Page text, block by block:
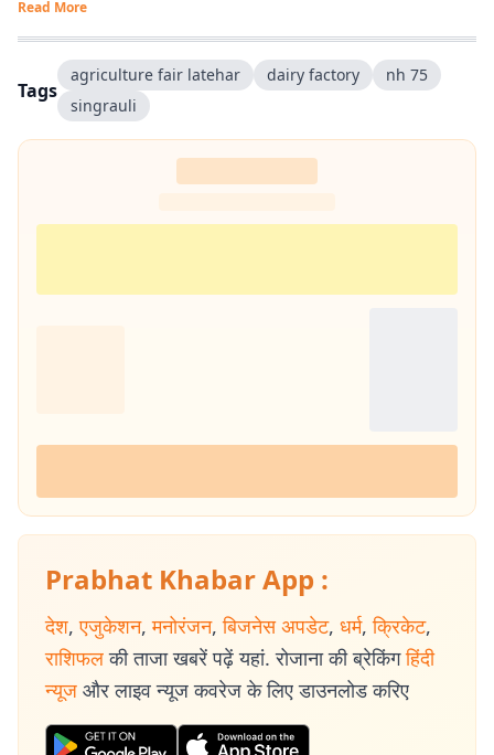
Read More
Tags
agriculture fair latehar dairy factory
nh 75
singrauli
Prabhat Khabar App :
देश, एजुकेशन, मनोरंजन, बिजनेस अपडेट, धर्म, क्रिकेट,
राशिफल की ताजा खबरें पढ़ें यहां. रोजाना की ब्रेकिंग हिंदी
न्यूज और लाइव न्यूज कवरेज के लिए डाउनलोड करिए